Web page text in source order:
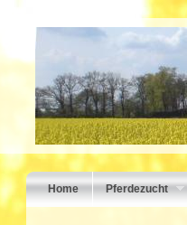
Home Pferdezucht